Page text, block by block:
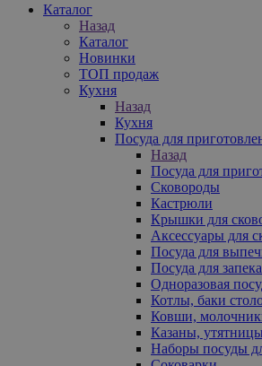
Каталог
Назад
Каталог
Новинки
ТОП продаж
Кухня
Назад
Кухня
Посуда для
Назад
Посуда для
Сковороды
Кастрюли
Крышки для
Аксессуары для
Посуда для
Посуда для
Одноразовая
Котлы, баки
Ковши,
Казаны,
Наборы посуды